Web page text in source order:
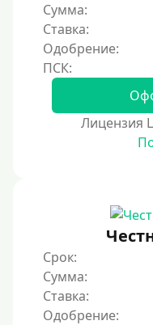
На Вебмани
ВТБ
Виза (Visa)
На карту Кукуруза
Моментум
С помощью системы
Золотая Корона
С использованием
Сумма:
Ставка:
Одобрение:
Лицензия
Срок:
Сумма:
Ставка:
Одобрение: